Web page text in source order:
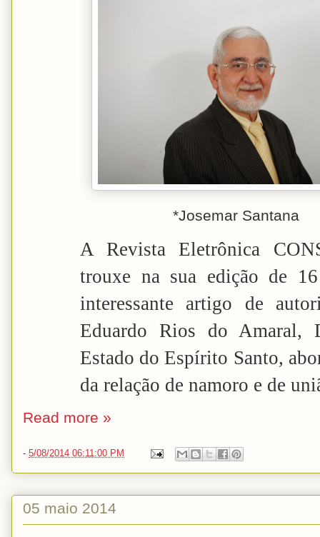
*Josemar Santana
A Revista Eletrônica
trouxe na sua edição de
interessante artigo de
Eduardo Rios do Amaral,
Estado do Espírito Santo,
da relação de namoro e de
Read more »
- 5/08/2014 06:11:00 PM
05 maio 2014